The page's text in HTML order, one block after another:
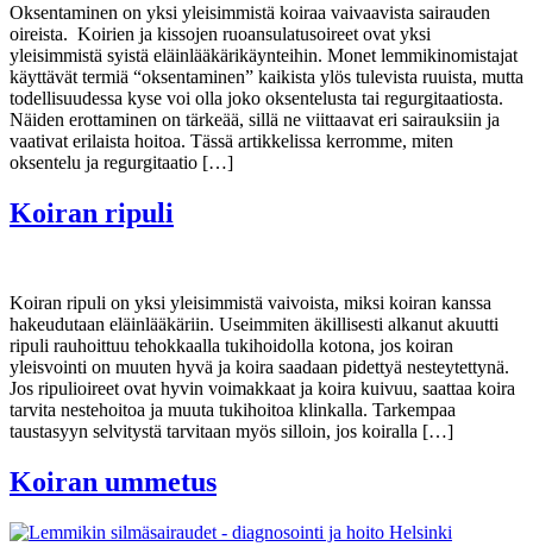
Oksentaminen on yksi yleisimmistä koiraa vaivaavista sairauden
oireista. Koirien ja kissojen ruoansulatusoireet ovat yksi
yleisimmistä syistä eläinlääkärikäynteihin. Monet lemmikinomistajat
käyttävät termiä “oksentaminen” kaikista ylös tulevista ruuista, mutta
todellisuudessa kyse voi olla joko oksentelusta tai regurgitaatiosta.
Näiden erottaminen on tärkeää, sillä ne viittaavat eri sairauksiin ja
vaativat erilaista hoitoa. Tässä artikkelissa kerromme, miten
oksentelu ja regurgitaatio […]
Koiran ripuli
Koiran ripuli on yksi yleisimmistä vaivoista, miksi koiran kanssa
hakeudutaan eläinlääkäriin. Useimmiten äkillisesti alkanut akuutti
ripuli rauhoittuu tehokkaalla tukihoidolla kotona, jos koiran
yleisvointi on muuten hyvä ja koira saadaan pidettyä nesteytettynä.
Jos ripulioireet ovat hyvin voimakkaat ja koira kuivuu, saattaa koira
tarvita nestehoitoa ja muuta tukihoitoa klinkalla. Tarkempaa
taustasyyn selvitystä tarvitaan myös silloin, jos koiralla […]
Koiran ummetus